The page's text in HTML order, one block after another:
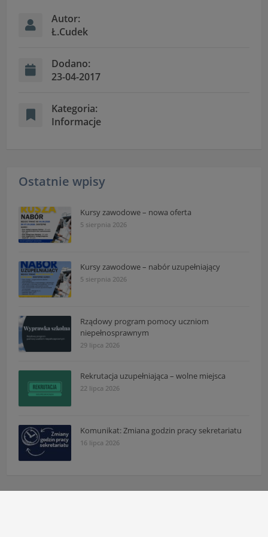
Autor:
Ł.Cudek
Dodano:
23-04-2017
Kategoria:
Informacje
Ostatnie wpisy
Kursy zawodowe – nowa oferta
5 sierpnia 2026
Kursy zawodowe – nabór uzupełniający
5 sierpnia 2026
Rządowy program pomocy uczniom
niepełnosprawnym
29 lipca 2026
Rekrutacja uzupełniająca – wolne miejsca
22 lipca 2026
Komunikat: Zmiana godzin pracy sekretariatu
16 lipca 2026